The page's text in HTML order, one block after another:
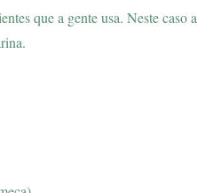
que a gente usa. Neste caso a